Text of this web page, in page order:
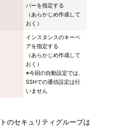
バーを指定する
（あらかじめ作成して
おく）
インスタンスのキーペ
アを指定する
（あらかじめ作成して
おく）
※今回の自動設定では、
SSHでの通信設定は行
いません
のセキュリティグループは